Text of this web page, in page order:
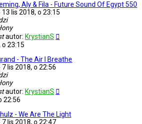
Aly & Fila - Future Sound Of Egypt 550
13 lis 2018, o 23:15
autor: KrystianS
o 23:15
- The Air I Breathe
7 lis 2018, o 22:56
autor: KrystianS
22:56
- We Are The Light
7 lis 2018, o 22:47